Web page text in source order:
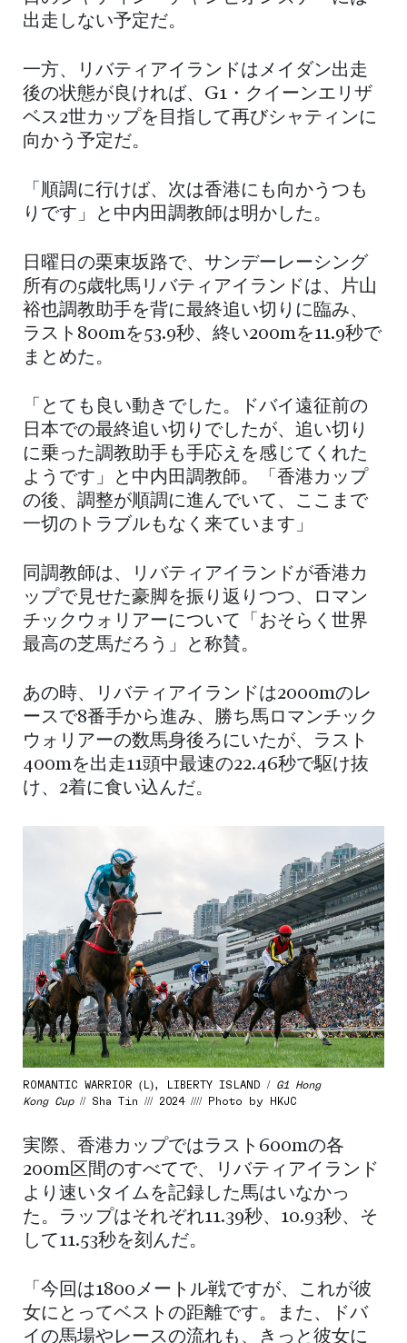
出走しない予定だ。
一方、リバティアイランドはメイダン出走
後の状態が良ければ、G1・クイーンエリザ
ベス2世カップを目指して再びシャティンに
向かう予定だ。
「順調に行けば、次は香港にも向かうつも
りです」と中内田調教師は明かした。
日曜日の栗東坂路で、サンデーレーシング
所有の5歳牝馬リバティアイランドは、片山
裕也調教助手を背に最終追い切りに臨み、
ラスト800mを53.9秒、終い200mを11.9秒で
まとめた。
「とても良い動きでした。ドバイ遠征前の
日本での最終追い切りでしたが、追い切り
に乗った調教助手も手応えを感じてくれた
ようです」と中内田調教師。「香港カップ
の後、調整が順調に進んでいて、ここまで
一切のトラブルもなく来ています」
同調教師は、リバティアイランドが香港カ
ップで見せた豪脚を振り返りつつ、ロマン
チックウォリアーについて「おそらく世界
最高の芝馬だろう」と称賛。
あの時、リバティアイランドは2000mのレ
ースで8番手から進み、勝ち馬ロマンチック
ウォリアーの数馬身後ろにいたが、ラスト
400mを出走11頭中最速の22.46秒で駆け抜
け、2着に食い込んだ。
ROMANTIC WARRIOR (L), LIBERTY ISLAND / G1 Hong
Kong Cup// Sha Tin /// 2024 //// Photo by HKJC
実際、香港カップではラスト600mの各
200m区間のすべてで、リバティアイランド
より速いタイムを記録した馬はいなかっ
た。ラップはそれぞれ11.39秒、10.93秒、そ
して11.53秒を刻んだ。
「今回は1800メートル戦ですが、これが彼
女にとってベストの距離です。また、ドバ
イの馬場やレースの流れも、きっと彼女に